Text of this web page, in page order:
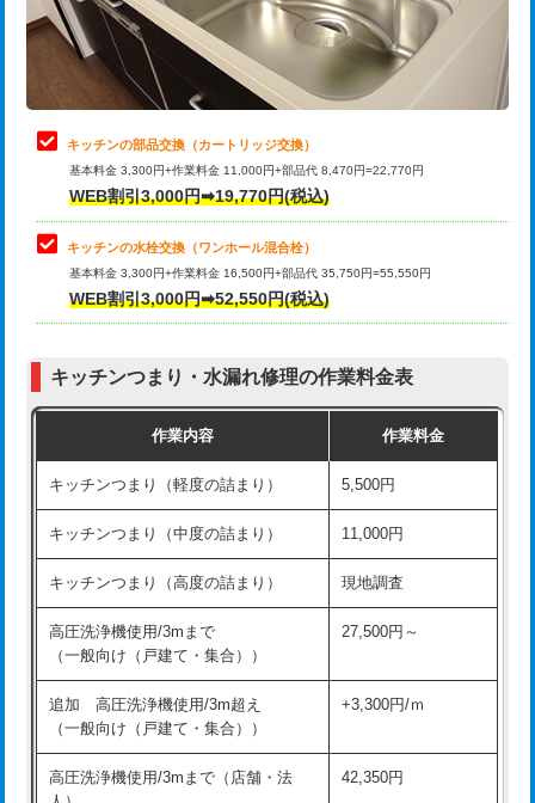
め込み）)
給水管工事※（土の掘削・埋め戻し作
11,000円
給水管工事※（塩ビ管（VP・HI）使
用/3ｍまで)
給水管工事※（塩ビ管（VP・HI）使
用（追加）/3ｍ超え)
給水管工事※（ライニング鋼管・銅
管・ポリ管・HT管使用/3ｍまで)
44,000円
管・ポリ管・HT管使用/3ｍ超え)
排水管工事（土の掘削・埋め戻し作
11,000円~
排水管工事（排水管工事/3ｍまで） 55,000円
排水管工事（追加 排水管工事/3ｍ超
+11,000円
マス交換（深さ50㎝未満）
マス交換（深さ50㎝以上） 66,000円
コンクリート斫り（厚さ10㎝まで）
止水・漏水調査・防水処理・清掃・修
理・調整・分解・加工など（軽作業）
11,000円
止水・漏水調査・防水処理・清掃・修
理・調整・分解・加工など（中作業）
22,000円
止水・漏水調査・防水処理・清掃・修
理・調整・分解・加工など（重作業）
33,000円
お風呂タンク脱着
その他部品の脱着
式・ワンホール）)
交換・取付(排水栓・排水トラップ
22,000円+材料費
持込商品取付（単水栓）
持込商品取付（混合水栓） 16,500円
キッチンの部品交換（カートリッジ交換）
基本料金 3,300円+作業料金 11,000円+部品代 8,470円=22,770円
WEB割引3,000円➡19,770円(税込)
キッチンの水栓交換（ワンホール混合栓）
基本料金 3,300円+作業料金 16,500円+部品代 35,750円=55,550円
WEB割引3,000円➡52,550円(税込)
キッチンつまり・水漏れ修理の作業料金表
作業内容 作業料金
キッチンつまり（軽度の詰まり） 5,500円
キッチンつまり（中度の詰まり） 11,000円
キッチンつまり（高度の詰まり） 現地調査
高圧洗浄機使用/3mまで
（一般向け（戸建て・集合））
27,500円～
追加 高圧洗浄機使用/3m超え
（一般向け（戸建て・集合））
+3,300円/ｍ
高圧洗浄機使用/3mまで（店舗・法
42,350円